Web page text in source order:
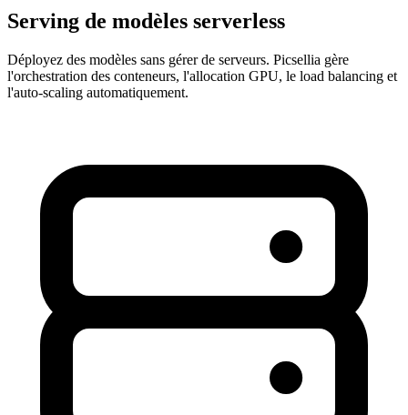
Serving de modèles serverless
Déployez des modèles sans gérer de serveurs. Picsellia gère
l'orchestration des conteneurs, l'allocation GPU, le load balancing et
l'auto-scaling automatiquement.